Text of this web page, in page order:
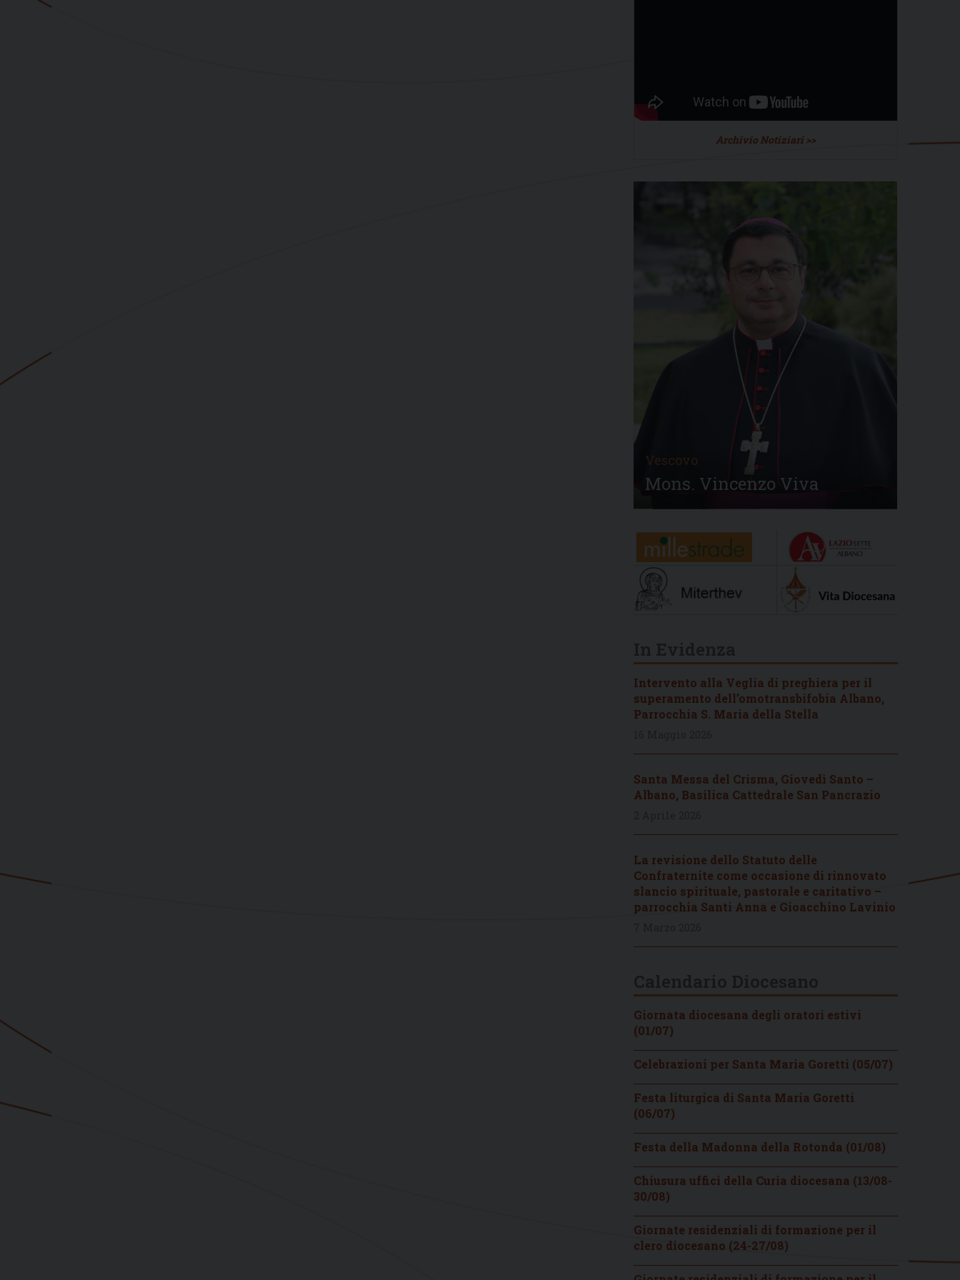
Archivio Notiziari >>
Vescovo
Mons. Vincenzo Viva
Intervento alla Veglia di preghiera per il
superamento dell’omotransbifobia Albano,
Parrocchia S. Maria della Stella
Santa Messa del Crisma, Giovedì Santo –
Albano, Basilica Cattedrale San Pancrazio
La revisione dello Statuto delle
Confraternite come occasione di rinnovato
slancio spirituale, pastorale e caritativo –
parrocchia Santi Anna e Gioacchino Lavinio
Giornata diocesana degli oratori estivi
(01/07)
Celebrazioni per Santa Maria Goretti (05/07)
Festa liturgica di Santa Maria Goretti
(06/07)
Festa della Madonna della Rotonda (01/08)
Chiusura uffici della Curia diocesana (13/08-
30/08)
Giornate residenziali di formazione per il
clero diocesano (24-27/08)